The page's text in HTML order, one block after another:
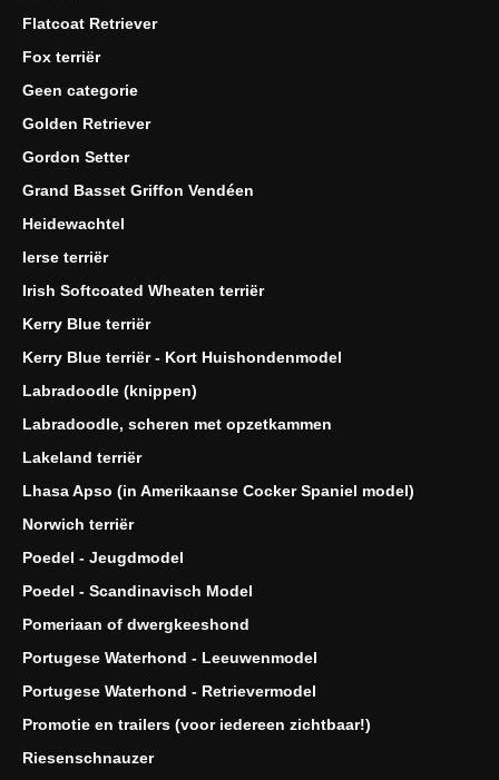
Flatcoat Retriever
Fox terriër
Geen categorie
Golden Retriever
Gordon Setter
Grand Basset Griffon Vendéen
Heidewachtel
Ierse terriër
Irish Softcoated Wheaten terriër
Kerry Blue terriër
Kerry Blue terriër - Kort Huishondenmodel
Labradoodle (knippen)
Labradoodle, scheren met opzetkammen
Lakeland terriër
Lhasa Apso (in Amerikaanse Cocker Spaniel model)
Norwich terriër
Poedel - Jeugdmodel
Poedel - Scandinavisch Model
Pomeriaan of dwergkeeshond
Portugese Waterhond - Leeuwenmodel
Portugese Waterhond - Retrievermodel
Promotie en trailers (voor iedereen zichtbaar!)
Riesenschnauzer